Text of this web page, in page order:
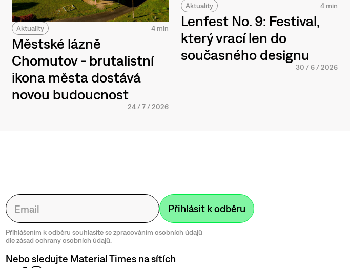
Aktuality 4 min
Městské lázně
Chomutov - brutalistní
ikona města dostává
novou budoucnost
24 /7 /2026
Aktuality 4 min
Lenfest No. 9: Festival,
který vrací len do
současného designu
30 /6/2026
Přihlášením k odběru souhlasíte se zpracováním osobních údajů
dle zásad ochrany osobních údajů.
Nebo sledujte Material Times na sítích